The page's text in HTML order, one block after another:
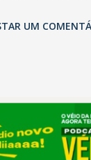
deste ano,
de ano e pelo
maior de
desemprego
UM